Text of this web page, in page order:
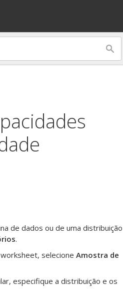
de dados ou de uma distribuição
.
selecione Amostra de
especifique a distribuição e os